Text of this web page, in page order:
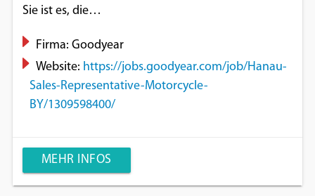
Sie ist es, die…
Firma: Goodyear
Website: https://jobs.goodyear.com/job/Hanau-
Sales-Representative-Motorcycle-
BY/1309598400/
MEHR INFOS